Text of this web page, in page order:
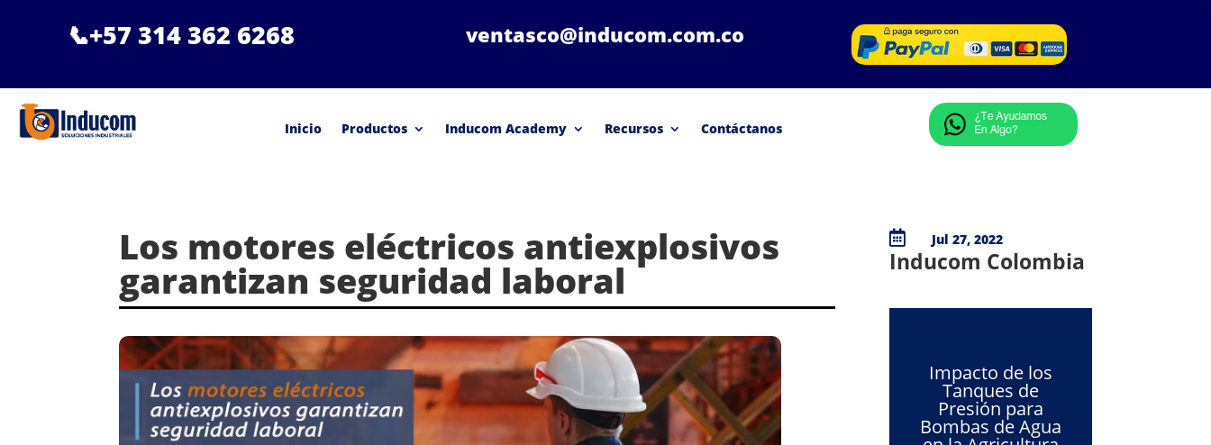
📞+57 314 362 6268 ventasco@inducom.com.co
Inicio Productos Inducom Academy Recursos Contáctanos
Los motores eléctricos antiexplosivos
garantizan seguridad laboral
 Jul 27, 2022
Inducom Colombia
Impacto de los
Tanques de
Presión para
Bombas de Agua